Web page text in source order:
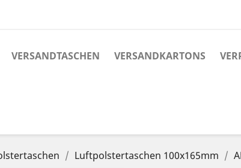
VERSANDTASCHEN VERSANDKARTONS
Luftpolstertaschen 100x165mm